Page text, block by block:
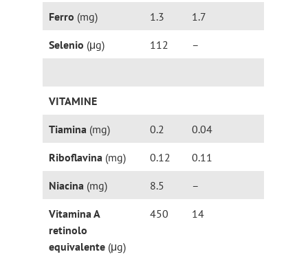
Ferro (mg) 1.3 1.7
Selenio (μg) 112 –
VITAMINE
Tiamina (mg) 0.2 0.04
Riboflavina (mg) 0.12 0.11
Niacina (mg) 8.5 –
Vitamina A
retinolo
equivalente (μg)
450 14